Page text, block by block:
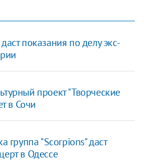
показания по делу экс-
проект "Творческие
в Сочи
группа "Scorpiоns" даст
в Одессе